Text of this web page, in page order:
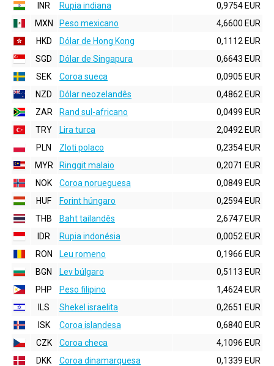
INR
Rupia indiana
0,9754 EUR
MXN
Peso mexicano
4,6600 EUR
HKD
Dólar de Hong Kong
0,1112 EUR
SGD
Dólar de Singapura
0,6643 EUR
SEK
Coroa sueca
0,0905 EUR
NZD
Dólar neozelandês
0,4862 EUR
ZAR
Rand sul-africano
0,0499 EUR
TRY
Lira turca
2,0492 EUR
PLN
Zloti polaco
0,2354 EUR
MYR
Ringgit malaio
0,2071 EUR
NOK
Coroa norueguesa
0,0849 EUR
HUF
Forint húngaro
0,2594 EUR
THB
Baht tailandês
2,6747 EUR
IDR
Rupia indonésia
0,0052 EUR
RON
Leu romeno
0,1966 EUR
BGN
Lev búlgaro
0,5113 EUR
PHP
Peso filipino
1,4624 EUR
ILS
Shekel israelita
0,2651 EUR
ISK
Coroa islandesa
0,6840 EUR
CZK
Coroa checa
4,1096 EUR
DKK
Coroa dinamarquesa 0,1339 EUR